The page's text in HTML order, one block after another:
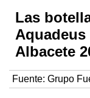
Las
Albacete
Fuente: Grupo